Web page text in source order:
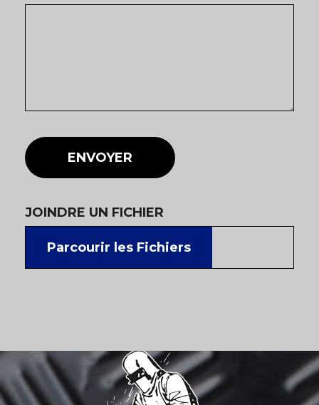
ENVOYER
JOINDRE UN FICHIER
Parcourir les Fichiers